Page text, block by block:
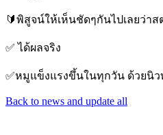
🔰พิสูจน์ให้เห็นชัดๆกันไปเลยว่า
✅ ได้ผลจริง
✅หมูแข็งแรงขึ้นในทุกวัน ด้วยนิว
Back to news and update all